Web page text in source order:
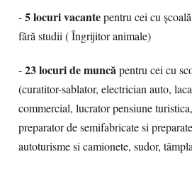
-5 locuri vacantepentru cei cu
fără studii ( Îngrijitor animale)
-23 locuri de muncăpentru cei cu
(curatitor-sablator, electrician auto,
commercial, lucrator pensiune
preparator de semifabricate si
autoturisme si camionete, sudor,